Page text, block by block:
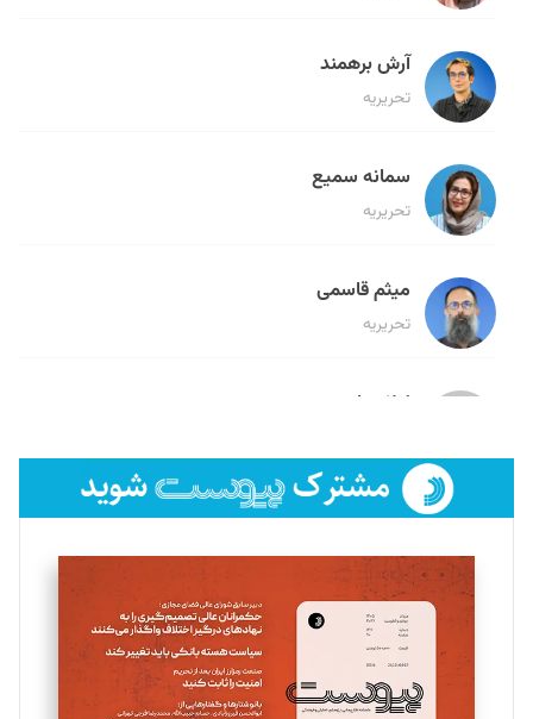
آرش برهمند
تحریریه
سمانه سمیع
تحریریه
میثم قاسمی
تحریریه
لیلا حنارود
فائزه فتحی رستمی
تحریریه
سروش کرمیان
تحریریه